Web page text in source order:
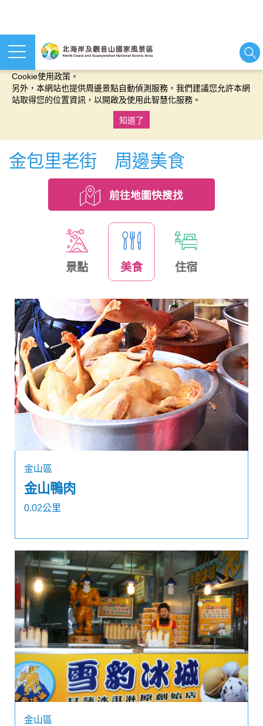
本網站使用cookies等相關技術以持續優化網站服務，並有助於為
Cookie使用政策。
另外，本網站也提供周邊景點自動偵測服務，我們建議您允許本網
站取得您的位置資訊，以開啟及使用此智慧化服務。
知道了
金包里老街 周邊美食
前往地圖快搜找
景點 美食 住宿
金山區
金山鴨肉
0.02公里
金山區